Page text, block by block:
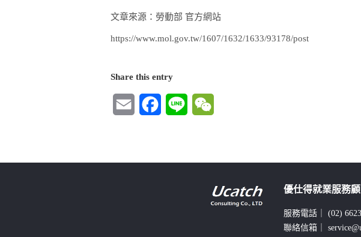
文章來源：勞動部 官方網站
https://www.mol.gov.tw/1607/1632/1633/93178/post
Share this entry
Email FacebookLine
優仕得就業服務
服務電話｜(02)
聯絡信箱｜